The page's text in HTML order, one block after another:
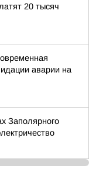
20 тысяч
аварии на
Заполярного